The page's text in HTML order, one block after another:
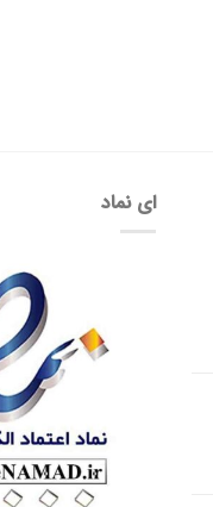
ای نماد